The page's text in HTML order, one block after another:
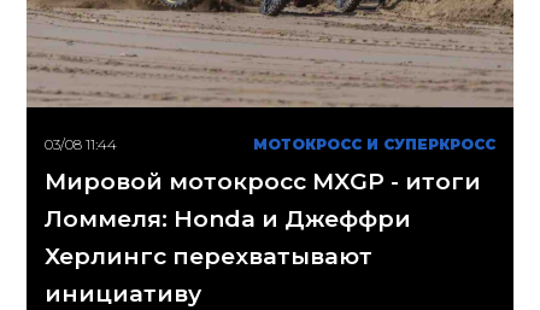
03/08 11:44 МОТОКРОСС И СУПЕРКРОСС
Мировой мотокросс MXGP - итоги
Ломмеля: Honda и Джеффри
Херлингс перехватывают
инициативу